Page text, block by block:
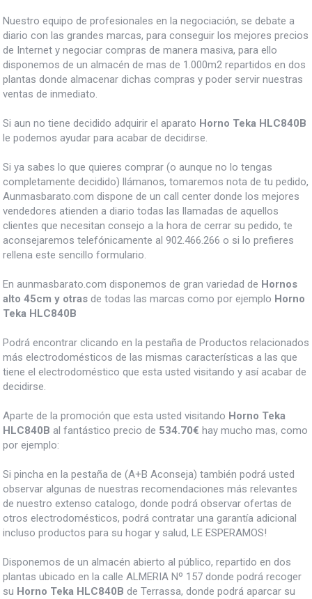
Nuestro equipo de profesionales en la negociación, se debate a
diario con las grandes marcas, para conseguir los mejores precios
de Internet y negociar compras de manera masiva, para ello
disponemos de un almacén de mas de 1.000m2 repartidos en dos
plantas donde almacenar dichas compras y poder servir nuestras
ventas de inmediato.
Si aun no tiene decidido adquirir el aparato Horno Teka HLC840B
le podemos ayudar para acabar de decidirse.
Si ya sabes lo que quieres comprar (o aunque no lo tengas
completamente decidido) llámanos, tomaremos nota de tu pedido,
Aunmasbarato.com dispone de un call center donde los mejores
vendedores atienden a diario todas las llamadas de aquellos
clientes que necesitan consejo a la hora de cerrar su pedido, te
aconsejaremos telefónicamente al 902.466.266 o si lo prefieres
rellena este sencillo formulario.
En aunmasbarato.com disponemos de gran variedad de Hornos
alto 45cm y otras de todas las marcas como por ejemplo Horno
Teka HLC840B
Podrá encontrar clicando en la pestaña de Productos relacionados
más electrodomésticos de las mismas características a las que
tiene el electrodoméstico que esta usted visitando y así acabar de
decidirse.
Aparte de la promoción que esta usted visitando Horno Teka
HLC840B al fantástico precio de 534.70€ hay mucho mas, como
por ejemplo:
Si pincha en la pestaña de (A+B Aconseja) también podrá usted
observar algunas de nuestras recomendaciones más relevantes
de nuestro extenso catalogo, donde podrá observar ofertas de
otros electrodomésticos, podrá contratar una garantía adicional
incluso productos para su hogar y salud, LE ESPERAMOS!
Disponemos de un almacén abierto al público, repartido en dos
plantas ubicado en la calle ALMERIA Nº 157 donde podrá recoger
su Horno Teka HLC840B de Terrassa, donde podrá aparcar su